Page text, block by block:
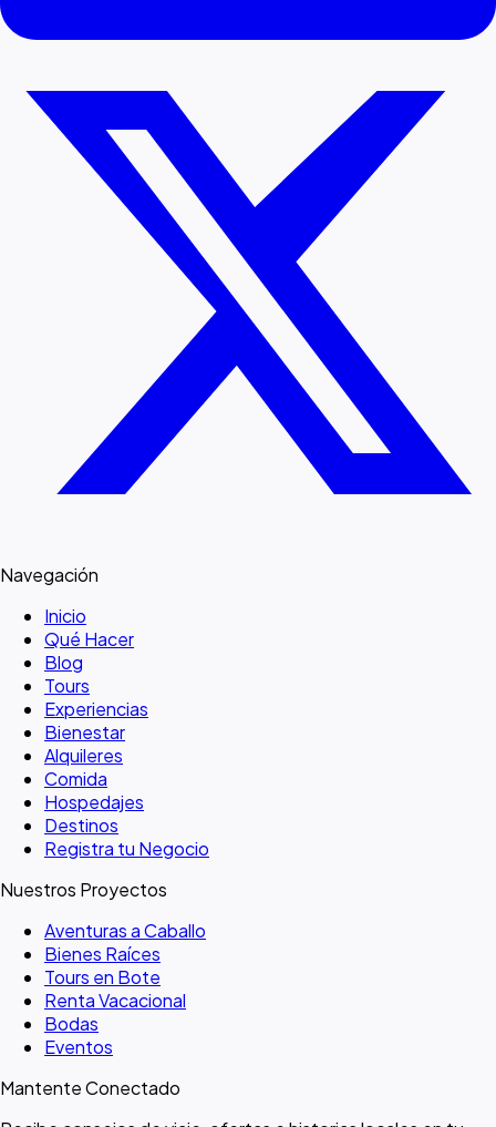
Navegación
Inicio
Qué Hacer
Blog
Tours
Experiencias
Bienestar
Alquileres
Comida
Hospedajes
Destinos
Registra tu Negocio
Nuestros Proyectos
Aventuras a Caballo
Bienes Raíces
Tours en Bote
Renta Vacacional
Bodas
Eventos
Mantente Conectado